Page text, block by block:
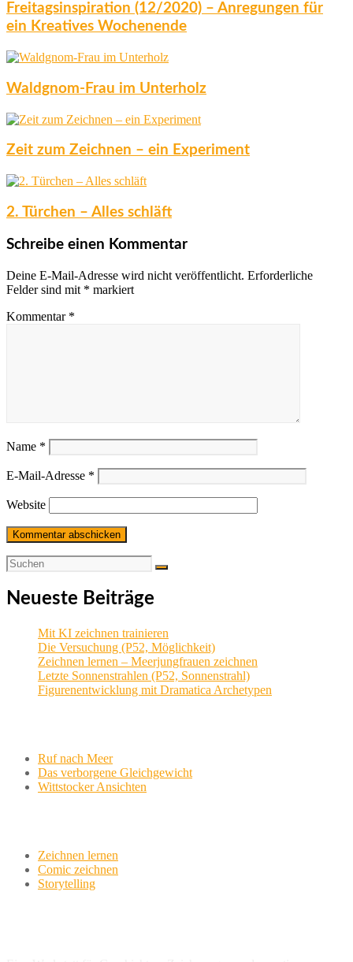
Freitagsinspiration (12/2020) – Anregungen für
ein Kreatives Wochenende
Waldgnom-Frau im Unterholz
Zeit zum Zeichnen – ein Experiment
2. Türchen – Alles schläft
Schreibe einen Kommentar
Deine E-Mail-Adresse wird nicht veröffentlicht. Erforderliche
Felder sind mit * markiert
Kommentar *
Name *
E-Mail-Adresse *
Website
Neueste Beiträge
Mit KI zeichnen trainieren
Die Versuchung (P52, Möglichkeit)
Zeichnen lernen – Meerjungfrauen zeichnen
Letzte Sonnenstrahlen (P52, Sonnenstrahl)
Figurenentwicklung mit Dramatica Archetypen
Ruf nach Meer
Das verborgene Gleichgewicht
Wittstocker Ansichten
Zeichnen lernen
Comic zeichnen
Storytelling